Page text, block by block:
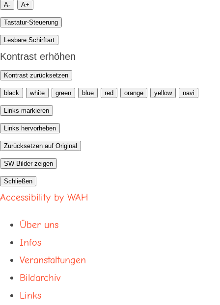
A- A+
Tastatur-Steuerung
Lesbare Schirftart
Kontrast erhöhen
Kontrast zurücksetzen
black white green blue red orange yellow navi
Links markieren
Links hervorheben
Zurücksetzen auf Original
SW-Bilder zeigen
Schließen
Accessibility by WAH
Über uns
Infos
Veranstaltungen
Bildarchiv
Links